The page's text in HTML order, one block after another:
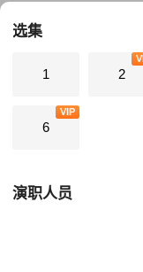
文被控诉杀害了一位女
但当时的舆论对于凯文
凯文的儿子已经成长为
选集
1 2
6
VIP
演职人员